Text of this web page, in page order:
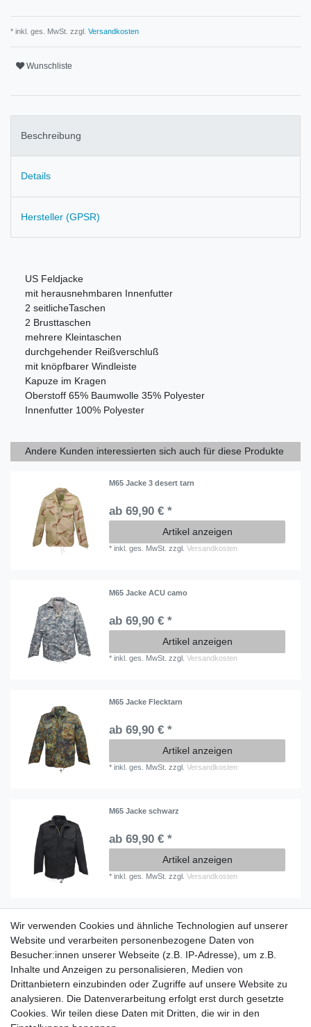
* inkl. ges. MwSt. zzgl. Versandkosten
Wunschliste
Beschreibung
Details
Hersteller (GPSR)
US Feldjacke
mit herausnehmbaren Innenfutter
2 seitlicheTaschen
2 Brusttaschen
mehrere Kleintaschen
durchgehender Reißverschluß
mit knöpfbarer Windleiste
Kapuze im Kragen
Oberstoff 65% Baumwolle 35% Polyester
Innenfutter 100% Polyester
Andere Kunden interessierten sich auch für diese Produkte
M65 Jacke 3 desert tarn
ab 69,90 € *
Artikel anzeigen
*inkl. ges. MwSt. zzgl.Versandkosten
M65 Jacke ACU camo
ab 69,90 € *
Artikel anzeigen
*inkl. ges. MwSt. zzgl.Versandkosten
M65 Jacke Flecktarn
ab 69,90 € *
Artikel anzeigen
*inkl. ges. MwSt. zzgl.Versandkosten
M65 Jacke schwarz
ab 69,90 € *
Artikel anzeigen
*inkl. ges. MwSt. zzgl.Versandkosten
Information
Versand mit DHL weltweit
Kostenloser Versand ab 40 €
Lieferung an Paketstation
14 Tage Rückgaberecht
Wichtiges
Wir verwenden Cookies und ähnliche Technologien auf unserer
Website und verarbeiten personenbezogene Daten von
Besucher:innen unserer Webseite (z.B. IP-Adresse), um z.B.
Inhalte und Anzeigen zu personalisieren, Medien von
Drittanbietern einzubinden oder Zugriffe auf unsere Website zu
analysieren. Die Datenverarbeitung erfolgt erst durch gesetzte
Cookies. Wir teilen diese Daten mit Dritten, die wir in den